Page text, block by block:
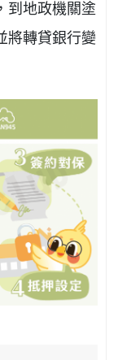
到地政機關塗
將轉貸銀行變